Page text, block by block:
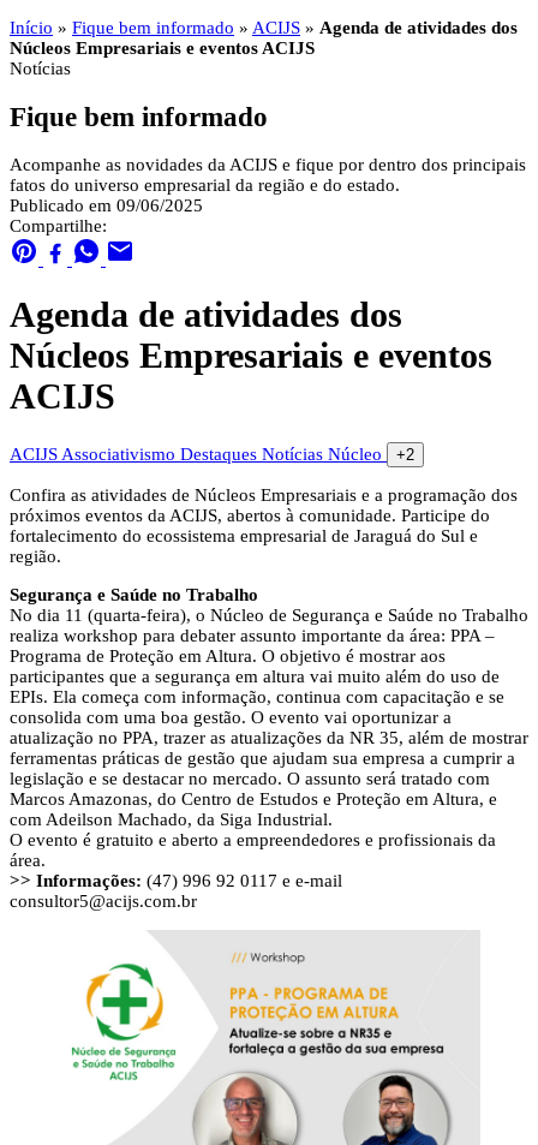
Início » Fique bem informado » ACIJS » Agenda de atividades dos
Núcleos Empresariais e eventos ACIJS
Notícias
Fique bem informado
Acompanhe as novidades da ACIJS e fique por dentro dos principais
fatos do universo empresarial da região e do estado.
Publicado em 09/06/2025
Compartilhe:
Agenda de atividades dos
Núcleos Empresariais e eventos
ACIJS
ACIJS Associativismo Destaques Notícias Núcleo +2
Confira as atividades de Núcleos Empresariais e a programação dos
próximos eventos da ACIJS, abertos à comunidade. Participe do
fortalecimento do ecossistema empresarial de Jaraguá do Sul e
região.
Segurança e Saúde no Trabalho
No dia 11 (quarta-feira), o Núcleo de Segurança e Saúde no Trabalho
realiza workshop para debater assunto importante da área: PPA –
Programa de Proteção em Altura. O objetivo é mostrar aos
participantes que a segurança em altura vai muito além do uso de
EPIs. Ela começa com informação, continua com capacitação e se
consolida com uma boa gestão. O evento vai oportunizar a
atualização no PPA, trazer as atualizações da NR 35, além de mostrar
ferramentas práticas de gestão que ajudam sua empresa a cumprir a
legislação e se destacar no mercado. O assunto será tratado com
Marcos Amazonas, do Centro de Estudos e Proteção em Altura, e
com Adeilson Machado, da Siga Industrial.
O evento é gratuito e aberto a empreendedores e profissionais da
área.
>> Informações: (47) 996 92 0117 e e-mail
consultor5@acijs.com.br